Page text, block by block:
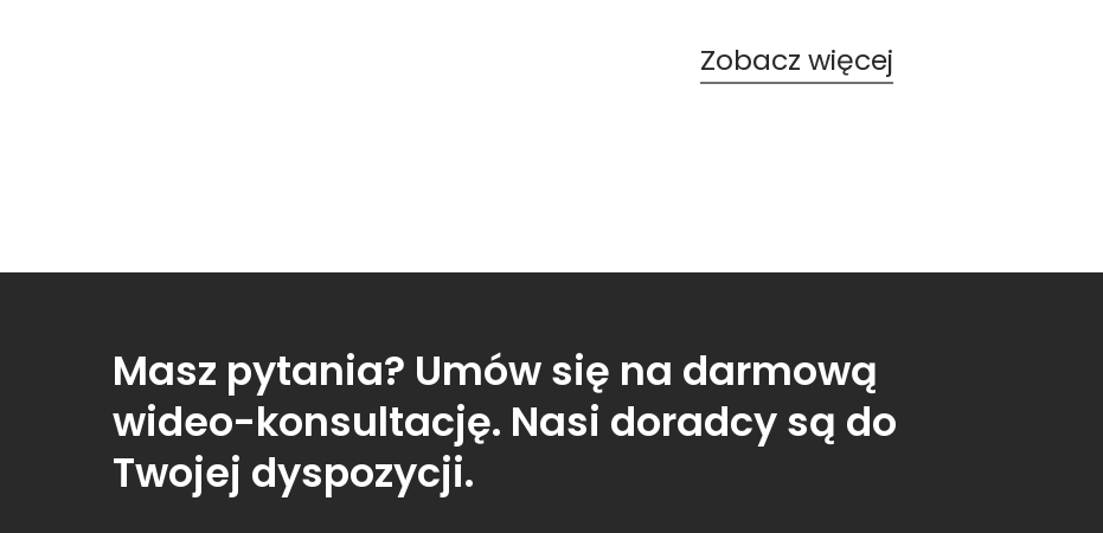
Zobacz więcej
Masz pytania? Umów się na darmową
wideo-konsultację. Nasi doradcy są do
Twojej dyspozycji.